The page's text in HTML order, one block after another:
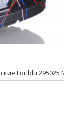
Loriblu 295025